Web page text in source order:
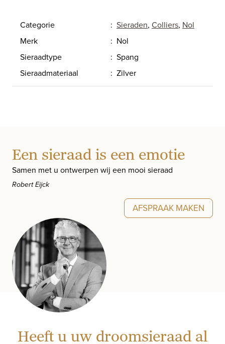
Categorie : Sieraden, Colliers, Nol
Merk
: Nol
Sieraadtype
: Spang
Sieraadmateriaal
: Zilver
Een sieraad is een emotie
Samen met u ontwerpen wij een mooi sieraad
Robert Eijck
AFSPRAAK MAKEN
Heeft u uw droomsieraad al